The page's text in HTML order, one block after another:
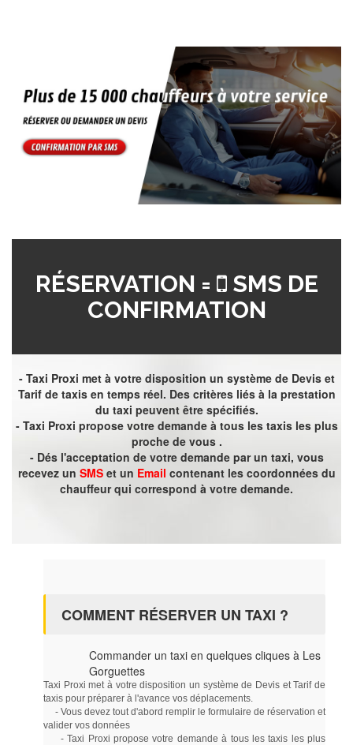
RÉSERVATION =
SMS DE
CONFIRMATION
- Taxi Proxi met à votre disposition un système de Devis et
Tarif de taxis en temps réel. Des critères liés à la prestation
du taxi peuvent être spécifiés.
- Taxi Proxi propose votre demande à tous les taxis les plus
proche de vous .
- Dés l'acceptation de votre demande par un taxi, vous
recevez un SMSet un Email contenant les coordonnées du
chauffeur qui correspond à votre demande.
COMMENT RÉSERVER UN TAXI ?
Commander un taxi en quelques cliques à Les
Gorguettes
Taxi Proxi met à votre disposition un système de Devis et Tarif de
taxis pour préparer à l'avance vos déplacements.
- Vous devez tout d'abord remplir le formulaire de réservation et
valider vos données
- Taxi Proxi propose votre demande à tous les taxis les plus